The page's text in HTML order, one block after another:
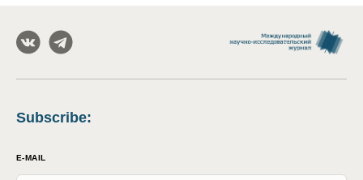
Subscribe:
E-MAIL